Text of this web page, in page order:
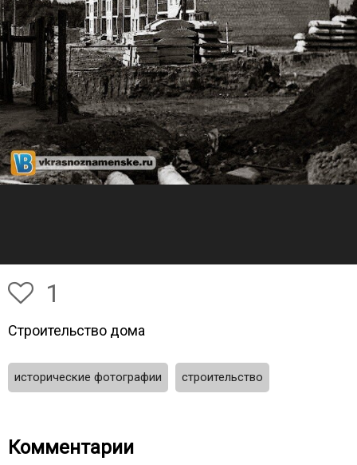
1
Строительство дома
исторические фотографии строительство
Комментарии